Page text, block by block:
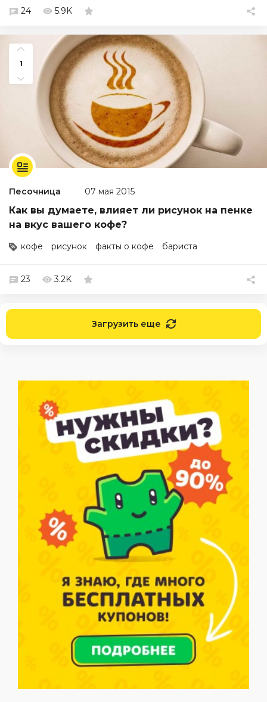
24 5.9K
1
Песочница 07 мая 2015
Как вы думаете, влияет ли рисунок на пенке
на вкус вашего кофе?
кофе рисунок факты о кофе бариста
23 3.2K
Загрузить еще